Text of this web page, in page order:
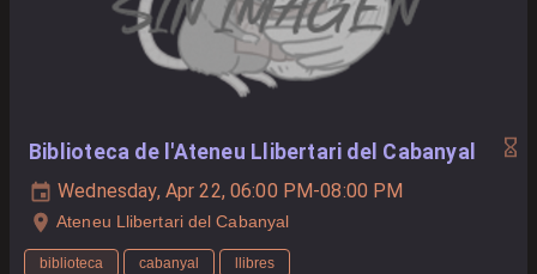
Biblioteca de l'Ateneu Llibertari del Cabanyal
Wednesday, Apr 22, 06:00 PM-08:00 PM
Ateneu Llibertari del Cabanyal
biblioteca cabanyal llibres